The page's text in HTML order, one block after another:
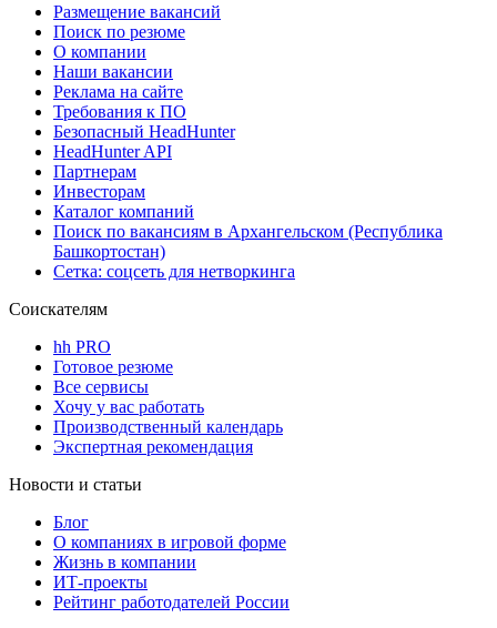
Размещение вакансий
Поиск по резюме
О компании
Наши вакансии
Реклама на сайте
Требования к ПО
Безопасный HeadHunter
HeadHunter API
Партнерам
Инвесторам
Каталог компаний
Поиск по вакансиям в Архангельском (Республика
Башкортостан)
Сетка: соцсеть для нетворкинга
Соискателям
hh PRO
Готовое резюме
Все сервисы
Хочу у вас работать
Производственный календарь
Экспертная рекомендация
Новости и статьи
Блог
О компаниях в игровой форме
Жизнь в компании
ИТ-проекты
Рейтинг работодателей России